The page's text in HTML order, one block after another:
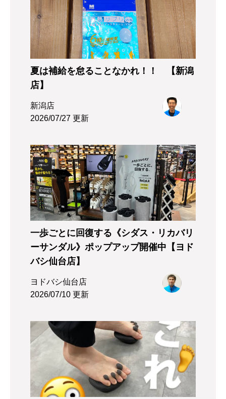
夏は補給を怠ることなかれ！！ 【新潟
店】
新潟店
2026/07/27 更新
一歩ごとに回復する《シダス・リカバリ
ーサンダル》ポップアップ開催中【ヨド
バシ仙台店】
ヨドバシ仙台店
2026/07/10 更新